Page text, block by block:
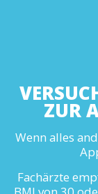
ZUR
Wenn alles
Fachärzte